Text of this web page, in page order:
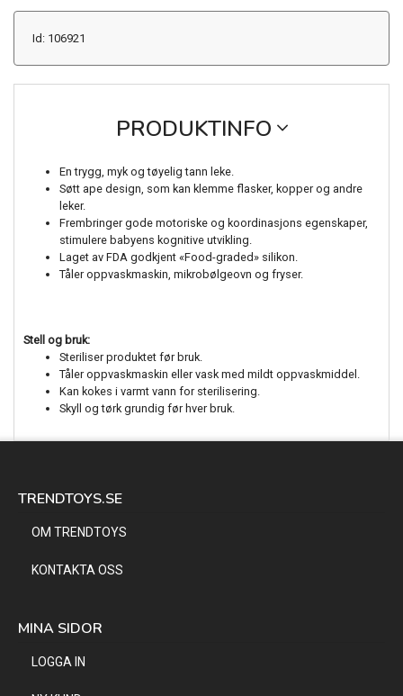
Id: 106921
PRODUKTINFO
En trygg, myk og tøyelig tann leke.
Søtt ape design, som kan klemme flasker, kopper og andre
leker.
Frembringer gode motoriske og koordinasjons egenskaper,
stimulere babyens kognitive utvikling.
Laget av FDA godkjent «Food-graded» silikon.
Tåler oppvaskmaskin, mikrobølgeovn og fryser.
Stell og bruk:
Steriliser produktet før bruk.
Tåler oppvaskmaskin eller vask med mildt oppvaskmiddel.
Kan kokes i varmt vann for sterilisering.
Skyll og tørk grundig før hver bruk.
TRENDTOYS.SE
OM TRENDTOYS
KONTAKTA OSS
MINA SIDOR
LOGGA IN